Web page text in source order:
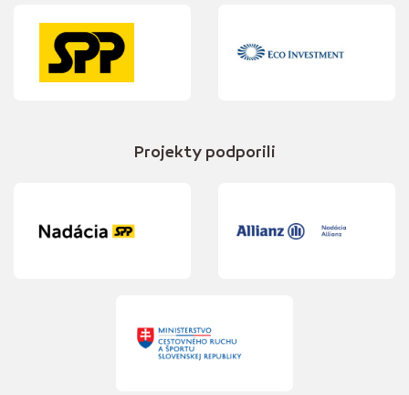
Projekty podporili